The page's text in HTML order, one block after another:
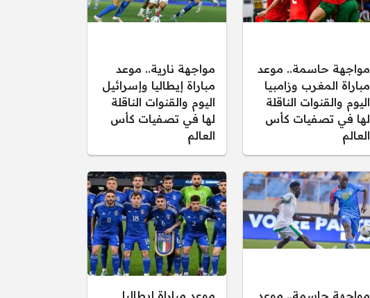
مواجهة حاسمة.. موعد
مباراة المغرب وزامبيا
اليوم والقنوات الناقلة
لها في تصفيات كأس
العالم
مواجهة نارية.. موعد
مباراة إيطاليا وإسرائيل
اليوم والقنوات الناقلة
لها في تصفيات كأس
العالم